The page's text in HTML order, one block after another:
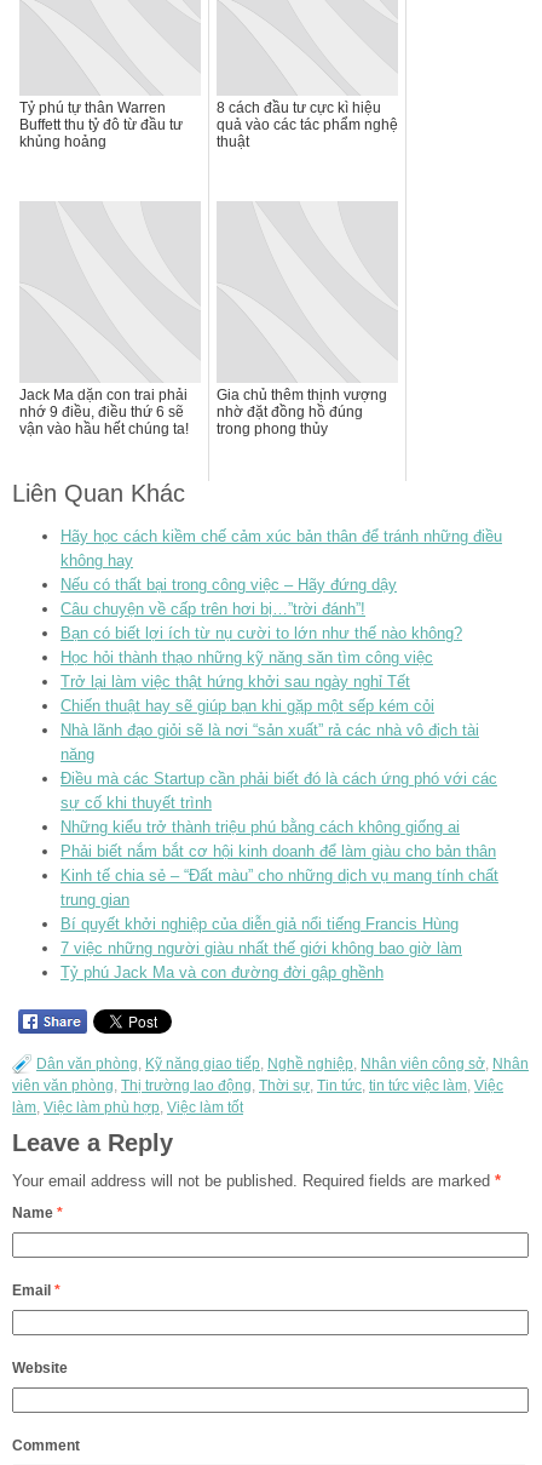
Tỷ phú tự thân Warren
Buffett thu tỷ đô từ đầu tư
khủng hoảng
8 cách đầu tư cực kì hiệu
quả vào các tác phẩm nghệ
thuật
Jack Ma dặn con trai phải
nhớ 9 điều, điều thứ 6 sẽ
vận vào hầu hết chúng ta!
Gia chủ thêm thịnh vượng
nhờ đặt đồng hồ đúng
trong phong thủy
Liên Quan Khác
Hãy học cách kiềm chế cảm xúc bản thân để tránh những điều
không hay
Nếu có thất bại trong công việc – Hãy đứng dậy
Câu chuyện về cấp trên hơi bị…”trời đánh”!
Bạn có biết lợi ích từ nụ cười to lớn như thế nào không?
Học hỏi thành thạo những kỹ năng săn tìm công việc
Trở lại làm việc thật hứng khởi sau ngày nghỉ Tết
Chiến thuật hay sẽ giúp bạn khi gặp một sếp kém cỏi
Nhà lãnh đạo giỏi sẽ là nơi “sản xuất” rả các nhà vô địch tài
năng
Điều mà các Startup cần phải biết đó là cách ứng phó với các
sự cố khi thuyết trình
Những kiểu trở thành triệu phú bằng cách không giống ai
Phải biết nắm bắt cơ hội kinh doanh để làm giàu cho bản thân
Kinh tế chia sẻ – “Đất màu” cho những dịch vụ mang tính chất
trung gian
Bí quyết khởi nghiệp của diễn giả nổi tiếng Francis Hùng
7 việc những người giàu nhất thế giới không bao giờ làm
Tỷ phú Jack Ma và con đường đời gập ghềnh
Dân văn phòng, Kỹ năng giao tiếp, Nghề nghiệp, Nhân viên công sở, Nhân
viên văn phòng, Thị trường lao động, Thời sự, Tin tức, tin tức việc làm, Việc
làm, Việc làm phù hợp, Việc làm tốt
Leave a Reply
Your email address will not be published. Required fields are marked *
Name *
Email *
Website
Comment